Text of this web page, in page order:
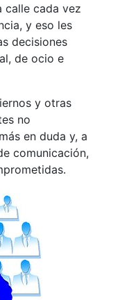
calle cada vez
y eso les
decisiones
de ocio e
y otras
no
en duda y, a
comunicación,